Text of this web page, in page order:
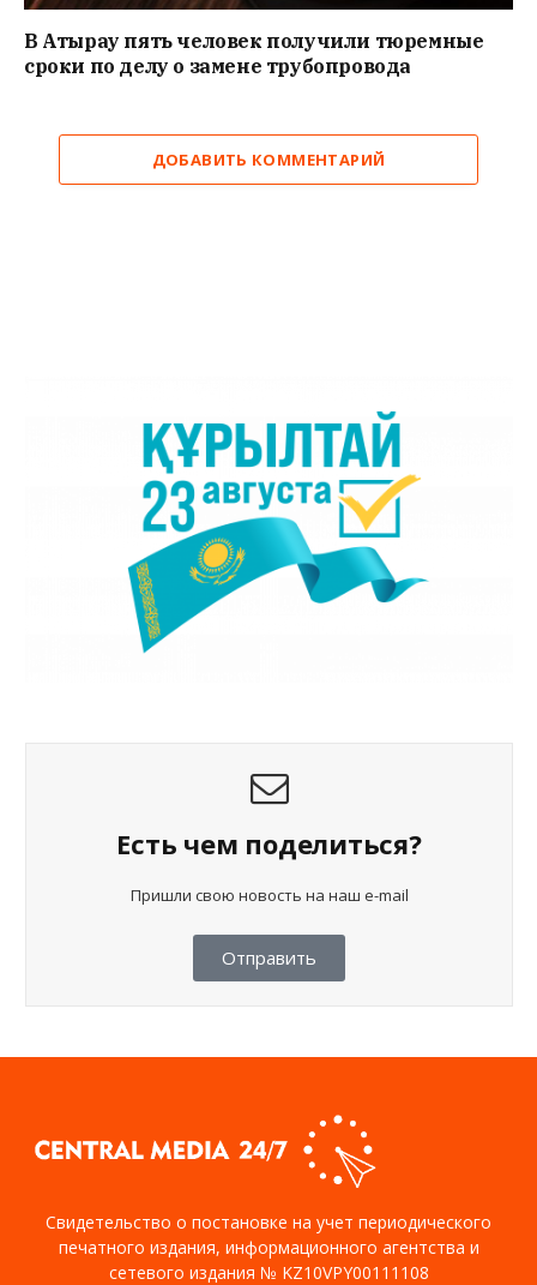
В Атырау пять человек получили тюремные
сроки по делу о замене трубопровода
ДОБАВИТЬ КОММЕНТАРИЙ
Есть чем поделиться?
Пришли свою новость на наш e-mail
Отправить
Свидетельство о постановке на учет периодического
печатного издания, информационного агентства и
сетевого издания № KZ10VPY00111108